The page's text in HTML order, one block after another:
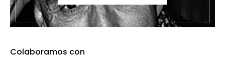
Colaboramos con